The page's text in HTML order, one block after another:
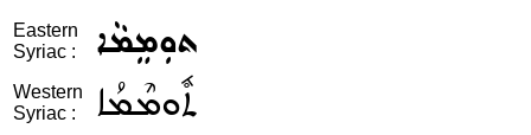
Eastern
Syriac :
ܬܘܼܡܸܡܵܐ
Western
Syriac :
ܬܽܘܡܶܡܳܐ